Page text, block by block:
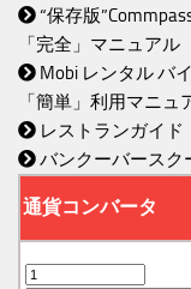
“保存版
「完全」マニュアル
Mobi レンタル バ
「簡単」利用マニュ
レストランガイド
バンクーバースク